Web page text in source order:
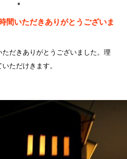
間いただきありがとうございま
だきありがとうございました。理
ただけきます。